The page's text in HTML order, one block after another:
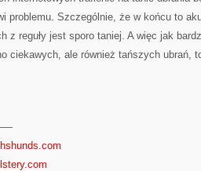
problemu. Szczególnie, że w końcu to
z reguły jest sporo taniej. A więc jak
ciekawych, ale również tańszych ubrań,